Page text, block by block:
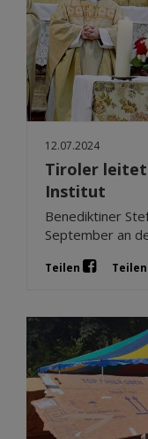
12.07.2024
Tiroler leitet
Institut
Benediktiner
September an
Teilen Teilen